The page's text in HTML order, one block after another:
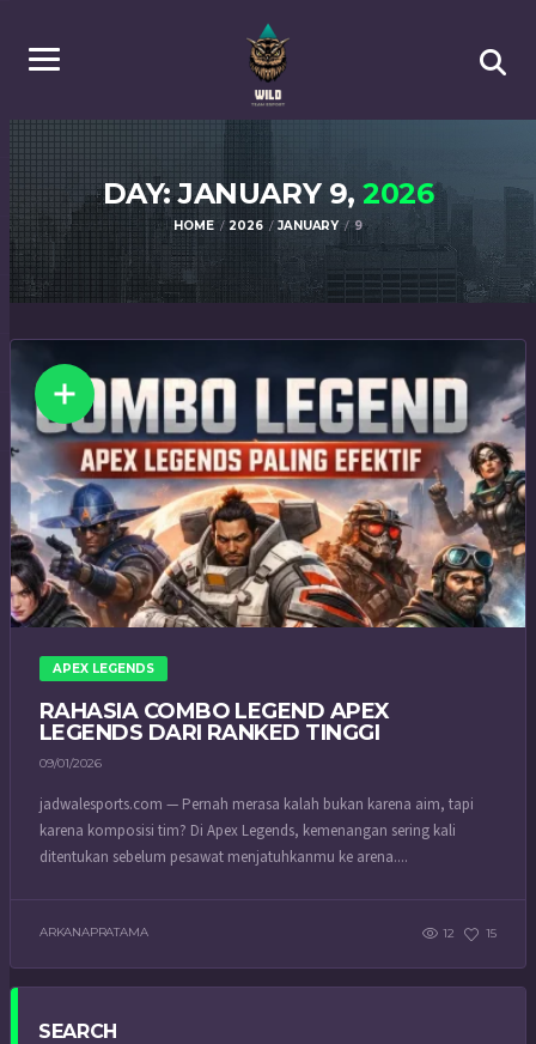
DAY: JANUARY 9,2026
HOME 2026 JANUARY 9
APEX LEGENDS
RAHASIA COMBO LEGEND APEX
LEGENDS DARI RANKED TINGGI
09/01/2026
jadwalesports.com — Pernah merasa kalah bukan karena aim, tapi
karena komposisi tim? Di Apex Legends, kemenangan sering kali
ditentukan sebelum pesawat menjatuhkanmu ke arena....
ARKANAPRATAMA 12 15
SEARCH